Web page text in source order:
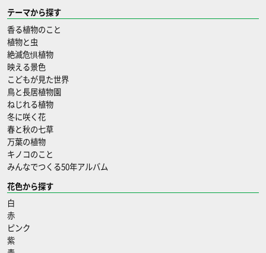
テーマから探す
香る植物のこと
植物と虫
絶滅危惧植物
映える景色
こどもが見た世界
鳥と長居植物園
ねじれる植物
冬に咲く花
春と秋の七草
万葉の植物
キノコのこと
みんなでつくる50年アルバム
花色から探す
白
赤
ピンク
紫